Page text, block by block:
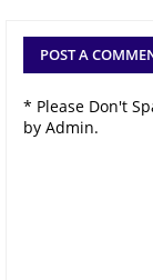
POST A
* Please Don't
by Admin.